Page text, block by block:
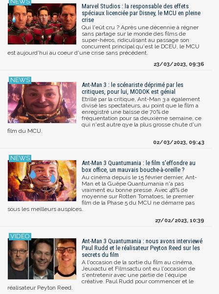
Marvel Studios : la responsable des effets
spéciaux licenciée par Disney, le MCU en pleine
crise
Qui l'eût cru ? Après une décennie à régner
sans partage sur le monde des films de
super-héros, ridiculisant au passage son
concurrent principal qu'est le DCEU, le MCU
est aujourd'hui au coeur d'une crise sans précédent.
23/03/2023, 09:36
Ant-Man 3 : le scénariste déprimé par les
critiques, pour lui, MODOK est génial
Etrillé par la critique, Ant-Man 3 a également
divisé les spectateurs, au point que le film a
enregistré une baisse de 70% de
fréquentation pour sa deuxième semaine, ce
qui n'est autre qye la plus grosse chute d'un
film du MCU.
02/03/2023, 09:43
Ant-Man 3 Quantumania : le film s'effondre au
box office, un mauvais bouche-à-oreille ?
Au cinéma depuis le 15 février dernier, Ant-
Man et la Guêpe Quantumania n'a pas
vraiment eu bonne presse. Avec 48% de
moyenne sur Rotten Tomatoes, le premier
film de la Phase 5 du MCU ne démarre pas
sous les meilleurs auspices.
27/02/2023, 10:39
Ant-Man 3 Quantumania : nous avons interviewé
Paul Rudd et le réalisateur Peyton Reed sur les
secrets du film
A l'occasion de la sortie du film au cinéma,
Jeuxactu et Filmsactu ont eu l'occasion de
s'entretenir avec une partie de l'équipe
créative. Paul Rudd pour commencer et le
réalisateur Peyton Reed.